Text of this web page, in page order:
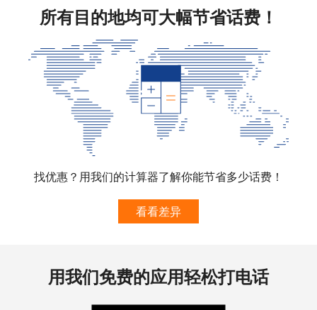
所有目的地均可大幅节省话费！
找优惠？用我们的计算器了解你能节省多少话费！
看看差异
用我们免费的应用轻松打电话